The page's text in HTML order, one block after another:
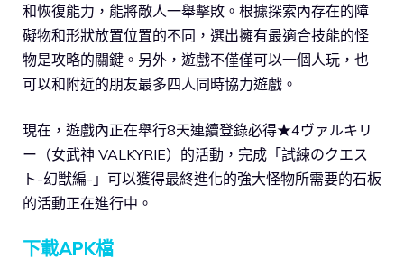
和恢復能力，能將敵人一舉擊敗。根據探索內存在的障
礙物和形狀放置位置的不同，選出擁有最適合技能的怪
物是攻略的關鍵。另外，遊戲不僅僅可以一個人玩，也
可以和附近的朋友最多四人同時協力遊戲。
現在，遊戲內正在舉行8天連續登錄必得★4ヴァルキリ
ー（女武神 VALKYRIE）的活動，完成「試練のクエス
ト-幻獣編-」可以獲得最終進化的強大怪物所需要的石板
的活動正在進行中。
下載APK檔